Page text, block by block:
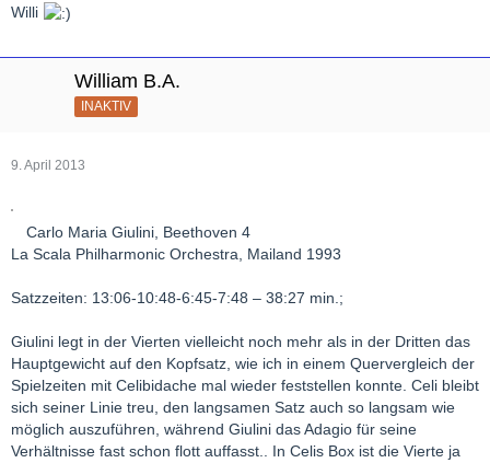
Willi
William B.A.
INAKTIV
9. April 2013
Carlo Maria Giulini, Beethoven 4
La Scala Philharmonic Orchestra, Mailand 1993
Satzzeiten: 13:06-10:48-6:45-7:48 – 38:27 min.;
Giulini legt in der Vierten vielleicht noch mehr als in der Dritten das
Hauptgewicht auf den Kopfsatz, wie ich in einem Quervergleich der
Spielzeiten mit Celibidache mal wieder feststellen konnte. Celi bleibt
sich seiner Linie treu, den langsamen Satz auch so langsam wie
möglich auszuführen, während Giulini das Adagio für seine
Verhältnisse fast schon flott auffasst.. In Celis Box ist die Vierte ja